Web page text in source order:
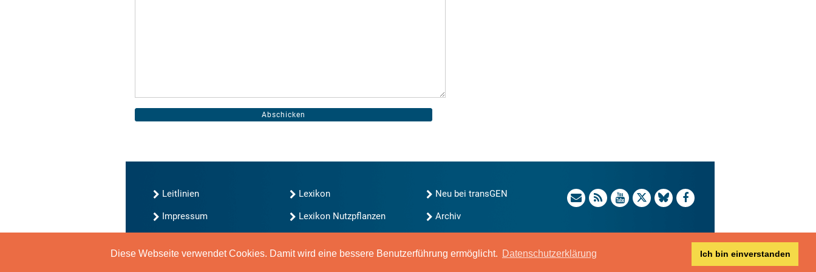
Diese Webseite verwendet Cookies. Damit wird eine bessere Benutzerführung ermöglicht. Datenschutzerklärung Ich bin einverstanden
Leitlinien
Impressum
Lexikon
Lexikon Nutzpflanzen
Neu bei transGEN
Archiv
Gene